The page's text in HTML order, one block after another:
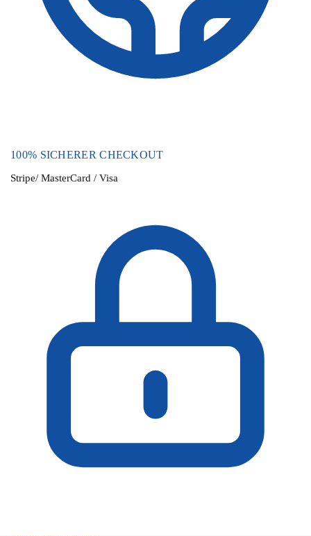
100% SICHERER CHECKOUT
Stripe/ MasterCard / Visa